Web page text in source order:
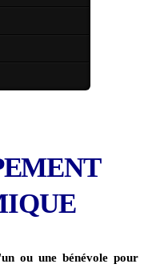
ou une bénévole pour